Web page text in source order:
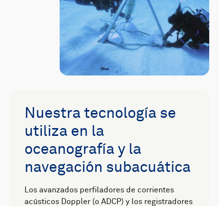
Nuestra tecnología se
utiliza en la
oceanografía y la
navegación subacuática
Los avanzados perfiladores de corrientes
acústicos Doppler (o ADCP) y los registradores